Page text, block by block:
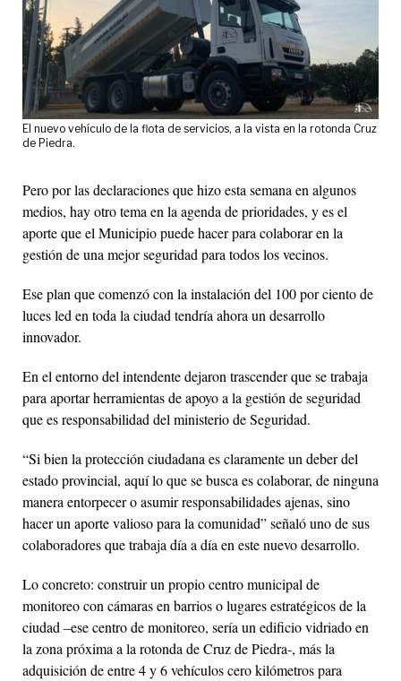
El nuevo vehículo de la flota de servicios, a la vista en la rotonda Cruz
de Piedra.
Pero por las declaraciones que hizo esta semana en algunos
medios, hay otro tema en la agenda de prioridades, y es el
aporte que el Municipio puede hacer para colaborar en la
gestión de una mejor seguridad para todos los vecinos.
Ese plan que comenzó con la instalación del 100 por ciento de
luces led en toda la ciudad tendría ahora un desarrollo
innovador.
En el entorno del intendente dejaron trascender que se trabaja
para aportar herramientas de apoyo a la gestión de seguridad
que es responsabilidad del ministerio de Seguridad.
“Si bien la protección ciudadana es claramente un deber del
estado provincial, aquí lo que se busca es colaborar, de ninguna
manera entorpecer o asumir responsabilidades ajenas, sino
hacer un aporte valioso para la comunidad” señaló uno de sus
colaboradores que trabaja día a día en este nuevo desarrollo.
Lo concreto: construir un propio centro municipal de
monitoreo con cámaras en barrios o lugares estratégicos de la
ciudad –ese centro de monitoreo, sería un edificio vidriado en
la zona próxima a la rotonda de Cruz de Piedra-, más la
adquisición de entre 4 y 6 vehículos cero kilómetros para